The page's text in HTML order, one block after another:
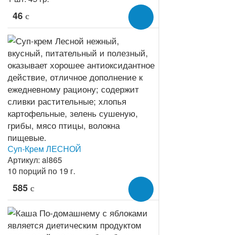
46 c
Суп-Крем ЛЕСНОЙ
Артикул: al865
10 порций по 19 г.
585 c